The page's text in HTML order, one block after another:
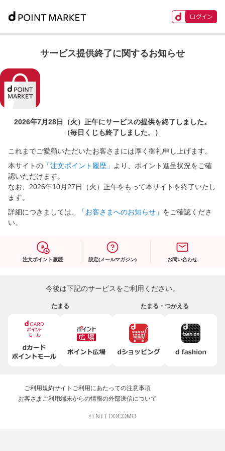
サービス提供終了に関するお知らせ
2026年7月28日（火）正午にサービスの提供を終了しました。
（毎日くじも終了しました。）
これまでご愛顧いただいたお客さまには厚く御礼申し上げます。
本サイトの 「注文ポイント履歴」
より、ポイント進呈状況をご確
認いただけます。
なお、2026年10月27日（火）正午をもって本サイトを終了いたし
ます。
詳細につきましては、
「お客さまへのお知らせ」 をご確認くださ
い。
注文ポイント履歴 設定(メールマガジン) お問い合わせ
今後は下記のサービスをご利用ください。
たまる たまる・つかえる
ご利用規約サイトご利用にあたっての注意事項
お客さまご利用端末からの情報の外部送信について
© NTT DOCOMO